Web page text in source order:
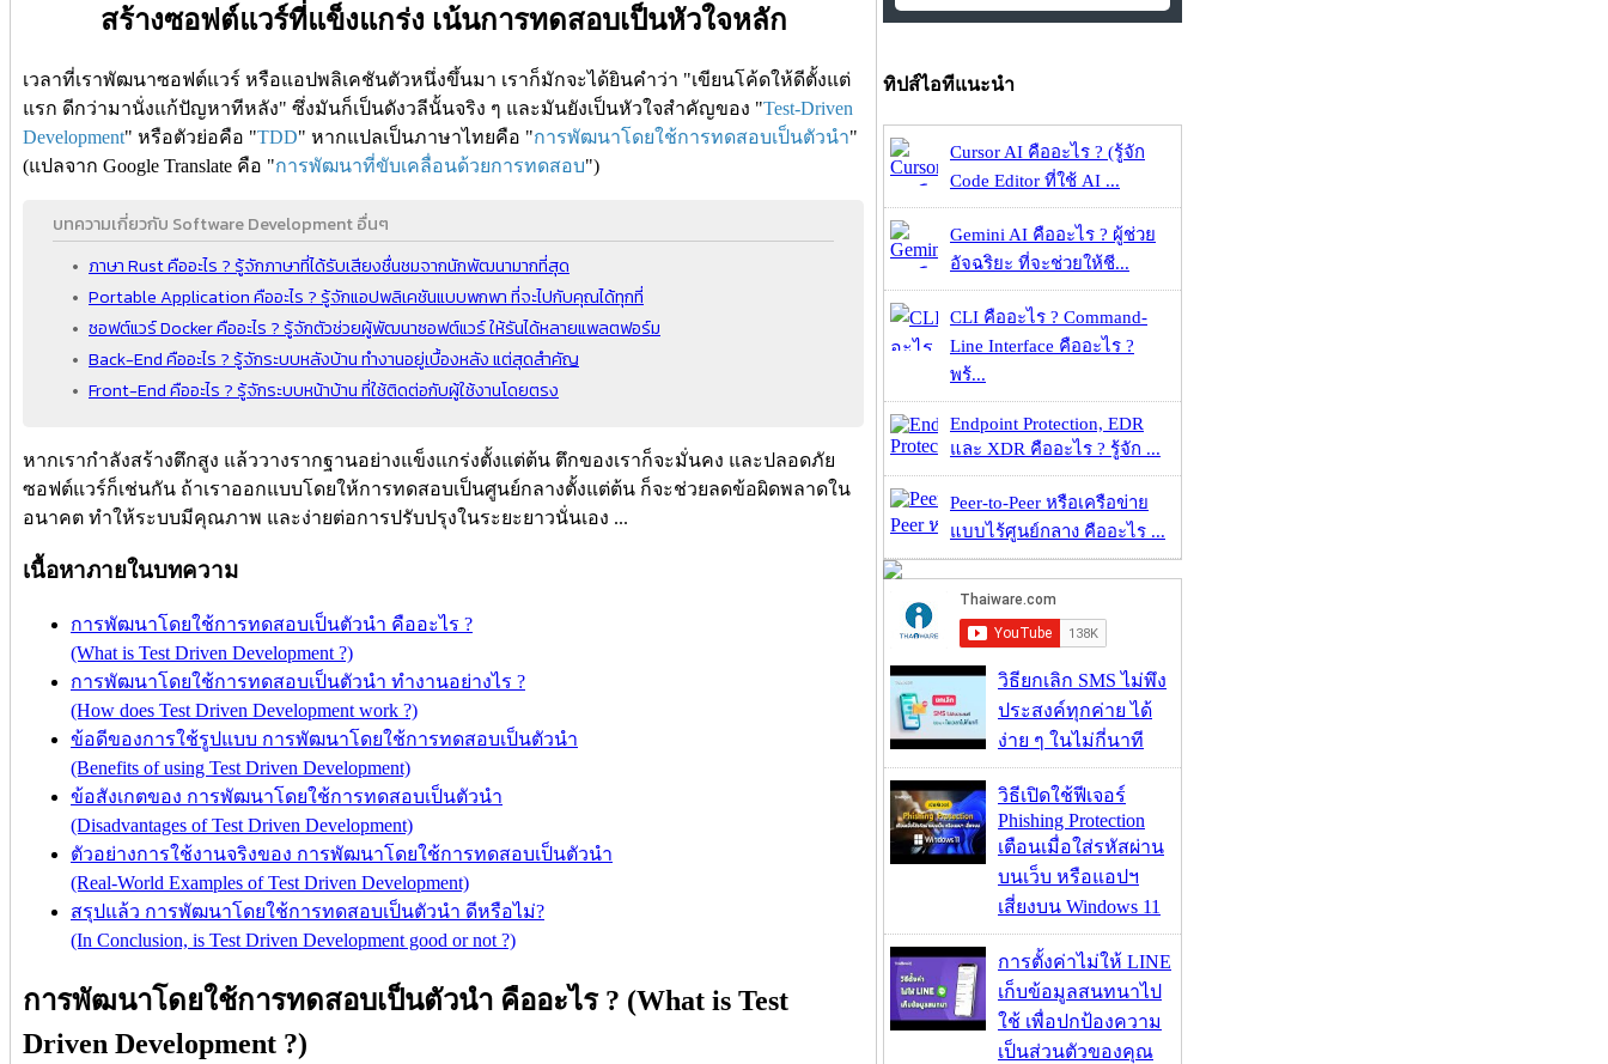
สร้างซอฟต์แวร์ที่แข็งแกร่ง เน้นการทดสอบเป็นหัวใจหลัก
เวลาที่เราพัฒนาซอฟต์แวร์ หรือแอปพลิเคชันตัวหนึ่งขึ้นมา เราก็มักจะได้ยินคำว่า "เขียนโค้ดให้ดีตั้งแต่
แรก ดีกว่ามานั่งแก้ปัญหาทีหลัง" ซึ่งมันก็เป็นดังวลีนั้นจริง ๆ และมันยังเป็นหัวใจสำคัญของ "Test-Driven
Development" หรือตัวย่อคือ "TDD" หากแปลเป็นภาษาไทยคือ "การพัฒนาโดยใช้การทดสอบเป็นตัวนำ"
(แปลจาก Google Translate คือ "การพัฒนาที่ขับเคลื่อนด้วยการทดสอบ")
บทความเกี่ยวกับ Software Development อื่นๆ
ภาษา Rust คืออะไร ? รู้จักภาษาที่ได้รับเสียงชื่นชมจากนักพัฒนามากที่สุด
Portable Application คืออะไร ? รู้จักแอปพลิเคชันแบบพกพา ที่จะไปกับคุณได้ทุกที่
ซอฟต์แวร์ Docker คืออะไร ? รู้จักตัวช่วยผู้พัฒนาซอฟต์แวร์ ให้รันได้หลายแพลตฟอร์ม
Back-End คืออะไร ? รู้จักระบบหลังบ้าน ทำงานอยู่เบื้องหลัง แต่สุดสำคัญ
Front-End คืออะไร ? รู้จักระบบหน้าบ้าน ที่ใช้ติดต่อกับผู้ใช้งานโดยตรง
หากเรากำลังสร้างตึกสูง แล้ววางรากฐานอย่างแข็งแกร่งตั้งแต่ต้น ตึกของเราก็จะมั่นคง และปลอดภัย
ซอฟต์แวร์ก็เช่นกัน ถ้าเราออกแบบโดยให้การทดสอบเป็นศูนย์กลางตั้งแต่ต้น ก็จะช่วยลดข้อผิดพลาดใน
อนาคต ทำให้ระบบมีคุณภาพ และง่ายต่อการปรับปรุงในระยะยาวนั่นเอง ...
เนื้อหาภายในบทความ
การพัฒนาโดยใช้การทดสอบเป็นตัวนำ คืออะไร ?
(What is Test Driven Development ?)
การพัฒนาโดยใช้การทดสอบเป็นตัวนำ ทำงานอย่างไร ?
(How does Test Driven Development work ?)
ข้อดีของการใช้รูปแบบ การพัฒนาโดยใช้การทดสอบเป็นตัวนำ
(Benefits of using Test Driven Development)
ข้อสังเกตของ การพัฒนาโดยใช้การทดสอบเป็นตัวนำ
(Disadvantages of Test Driven Development)
ตัวอย่างการใช้งานจริงของ การพัฒนาโดยใช้การทดสอบเป็นตัวนำ
(Real-World Examples of Test Driven Development)
สรุปแล้ว การพัฒนาโดยใช้การทดสอบเป็นตัวนำ ดีหรือไม่?
(In Conclusion, is Test Driven Development good or not ?)
การพัฒนาโดยใช้การทดสอบเป็นตัวนำ คืออะไร ? (What is Test
Driven Development ?)
ทิปส์ไอทีแนะนำ
Cursor AI คืออะไร ? (รู้จัก
Code Editor ที่ใช้ AI ...
Gemini AI คืออะไร ? ผู้ช่วย
อัจฉริยะ ที่จะช่วยให้ชี...
CLI คืออะไร ? Command-
Line Interface คืออะไร ?
พร้...
Endpoint Protection, EDR
และ XDR คืออะไร ? รู้จัก ...
Peer-to-Peer หรือเครือข่าย
แบบไร้ศูนย์กลาง คืออะไร ...
วิธียกเลิก SMS ไม่พึง
ประสงค์ทุกค่าย ได้
ง่าย ๆ ในไม่กี่นาที
วิธีเปิดใช้ฟีเจอร์
Phishing Protection
เตือนเมื่อใส่รหัสผ่าน
บนเว็บ หรือแอปฯ
เสี่ยงบน Windows 11
การตั้งค่าไม่ให้ LINE
เก็บข้อมูลสนทนาไป
ใช้ เพื่อปกป้องความ
เป็นส่วนตัวของคุณ